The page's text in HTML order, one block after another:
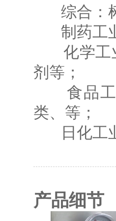
综合：树
制药工业
化学工业
剂等；
食品工
类、等；
日化工业
产品细节